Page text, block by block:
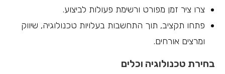
צרו ציר זמן מפורט ורשימת פעולות לביצוע.
פתחו תקציב, תוך התחשבות בעלויות טכנולוגיה, שיווק
ומרצים אורחים.
בחירת טכנולוגיה וכלים